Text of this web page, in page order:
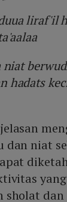
liraf'il
niat
hadats
dan niat
sholat